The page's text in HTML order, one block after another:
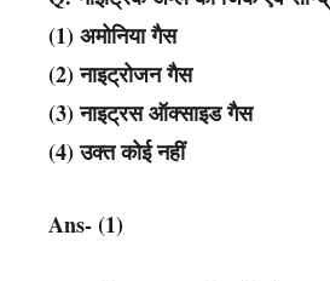
(1) अमोनिया गैस
(2) नाइट्रोजन गैस
(3) नाइट्रस ऑक्साइड गैस
(4) उक्त कोई नहीं
Ans- (1)